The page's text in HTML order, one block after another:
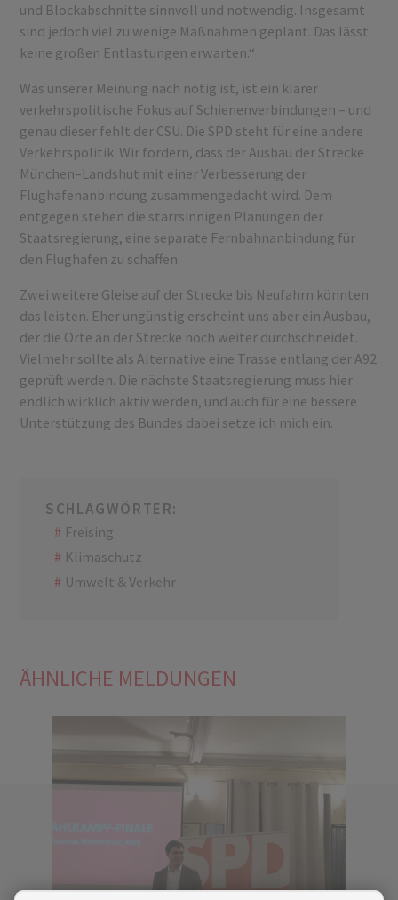
und Blockabschnitte sinnvoll und notwendig. Insgesamt
sind jedoch viel zu wenige Maßnahmen geplant. Das lässt
keine großen Entlastungen erwarten.“
Was unserer Meinung nach nötig ist, ist ein klarer
verkehrspolitische Fokus auf Schienenverbindungen – und
genau dieser fehlt der CSU. Die SPD steht für eine andere
Verkehrspolitik. Wir fordern, dass der Ausbau der Strecke
München–Landshut mit einer Verbesserung der
Flughafenanbindung zusammengedacht wird. Dem
entgegen stehen die starrsinnigen Planungen der
Staatsregierung, eine separate Fernbahnanbindung für
den Flughafen zu schaffen.
Zwei weitere Gleise auf der Strecke bis Neufahrn könnten
das leisten. Eher ungünstig erscheint uns aber ein Ausbau,
der die Orte an der Strecke noch weiter durchschneidet.
Vielmehr sollte als Alternative eine Trasse entlang der A92
geprüft werden. Die nächste Staatsregierung muss hier
endlich wirklich aktiv werden, und auch für eine bessere
Unterstützung des Bundes dabei setze ich mich ein.
SCHLAGWÖRTER:
Freising
Klimaschutz
Umwelt & Verkehr
ÄHNLICHE MELDUNGEN